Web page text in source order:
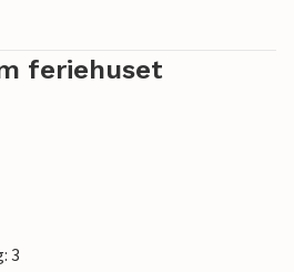
feriehuset
3